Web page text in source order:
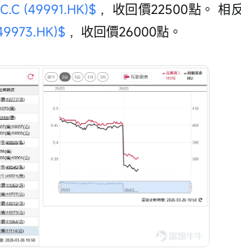
(49991.HK)$ ，收回價22500點。 相
，收回價26000點。